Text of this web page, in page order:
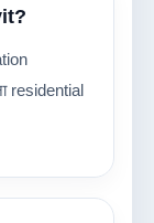
residential